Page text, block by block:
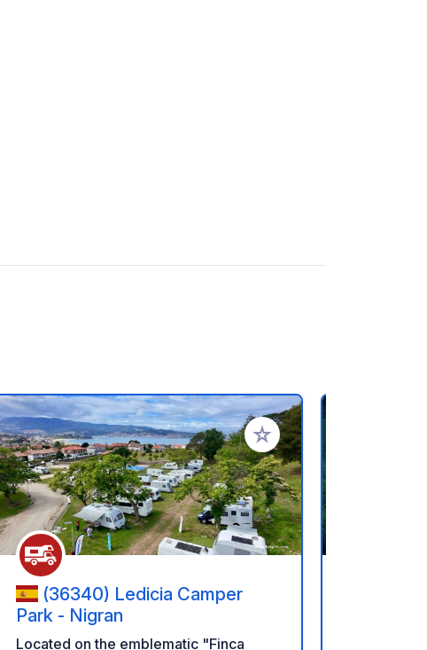
Add to your favorites
(36340) Ledicia Camper
Park - Nigran
Located on the emblematic "Finca